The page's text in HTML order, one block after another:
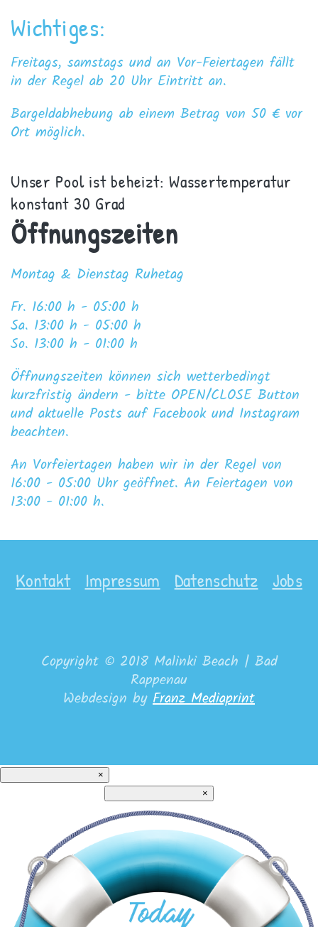
Wichtiges:
Freitags, samstags und an Vor-Feiertagen fällt
in der Regel ab 20 Uhr Eintritt an.
Bargeldabhebung ab einem Betrag von 50 € vor
Ort möglich.
Unser Pool ist beheizt: Wassertemperatur
konstant 30 Grad
Öffnungszeiten
Montag & Dienstag Ruhetag
Fr. 16:00 h - 05:00 h
Sa. 13:00 h - 05:00 h
So. 13:00 h - 01:00 h
Öffnungszeiten können sich wetterbedingt
kurzfristig ändern - bitte OPEN/CLOSE Button
und aktuelle Posts auf Facebook und Instagram
beachten.
An Vorfeiertagen haben wir in der Regel von
16:00 - 05:00 Uhr geöffnet. An Feiertagen von
13:00 - 01:00 h.
Kontakt Impressum Datenschutz Jobs
Copyright © 2018 Malinki Beach | Bad
Rappenau
Webdesign by Franz Mediaprint
×
×